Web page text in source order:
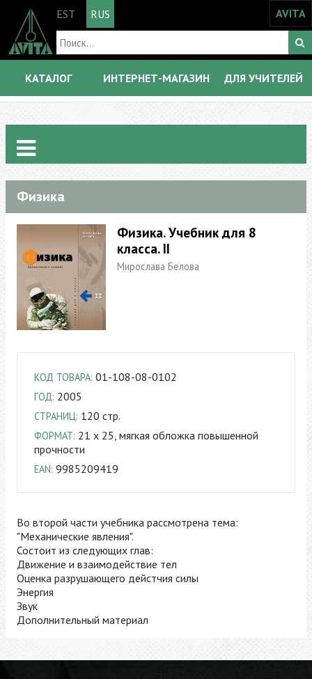
EST RUS AVITA
КАТАЛОГ ИНТЕРНЕТ-МАГАЗИН ДЛЯ УЧИТЕЛЕЙ
Физика
Физика. Учебник для 8
класса. II
Мирослава Белова
КОД ТОВАРА: 01-108-08-0102
ГОД: 2005
СТРАНИЦ: 120 стр.
ФОРМАТ: 21 x 25, мягкая обложка повышенной
прочности
EAN: 9985209419
Во второй части учебника рассмотрена тема:
"Механические явления".
Состоит из следующих глав:
Движение и взаимодействие тел
Оценка разрушающего дейстчия силы
Энергия
Звук
Дополнительный материал